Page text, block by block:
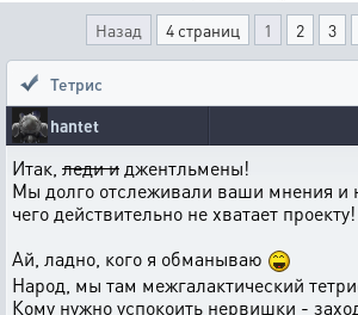
Назад 4 страниц 1 2 3
Тетрис
hantet
Итак, леди и джентльмены!
Мы долго отслеживали ваши мнения и
чего действительно не хватает
Ай, ладно, кого я обманываю
Народ, мы там межгалактический
Кому нужно успокоить нервишки -